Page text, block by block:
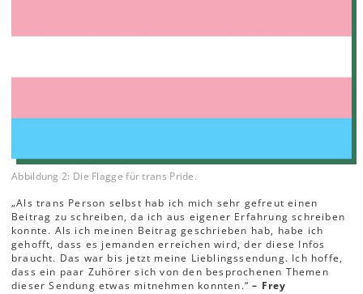
Abbildung 2: Die Flagge für trans Pride.
„Als trans Person selbst hab ich mich sehr gefreut einen
Beitrag zu schreiben, da ich aus eigener Erfahrung schreiben
konnte. Als ich meinen Beitrag geschrieben hab, habe ich
gehofft, dass es jemanden erreichen wird, der diese Infos
braucht. Das war bis jetzt meine Lieblingssendung. Ich hoffe,
dass ein paar Zuhörer sich von den besprochenen Themen
dieser Sendung etwas mitnehmen konnten.“– Frey